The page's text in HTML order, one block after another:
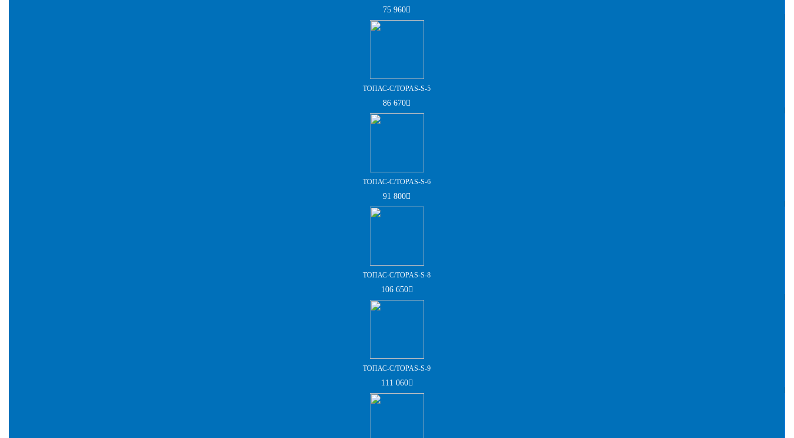
75 960
ТОПАС-С/TOPAS-S-5
86 670
ТОПАС-С/TOPAS-S-6
91 800
ТОПАС-С/TOPAS-S-8
106 650
ТОПАС-С/TOPAS-S-9
111 060